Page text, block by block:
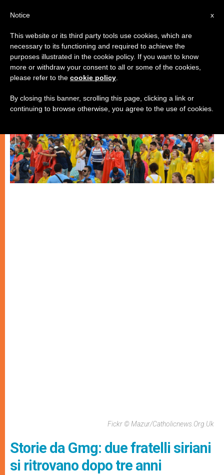
GIOVANI
Fickr © Mazur/catholicnews.org.uk
Storie da Gmg: due fratelli siriani
si ritrovano dopo tre anni
x
Notice
This website or its third party tools use cookies, which are
necessary to its functioning and required to achieve the
purposes illustrated in the cookie policy. If you want to know
more or withdraw your consent to all or some of the cookies,
please refer to the cookie policy
By closing this banner, scrolling this page, clicking a link or
continuing to browse otherwise, you agree to the use of cookies.